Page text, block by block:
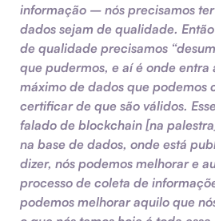
informação – nós precisamos
dados sejam de qualidade.
de qualidade precisamos
que pudermos, e aí é onde entra
máximo de dados que podemos
certificar de que são válidos.
falado de blockchain [na
na base de dados, onde está
dizer, nós podemos melhorar e
processo de coleta de
podemos melhorar aquilo que